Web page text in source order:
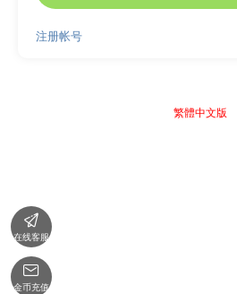
注册帐号
繁體中文版

在线客服

金币充值